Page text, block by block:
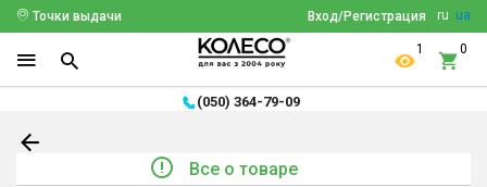
ru ua
Вход/Регистрация
Точки выдачи
1 0
(050) 364-79-09
Все о товаре